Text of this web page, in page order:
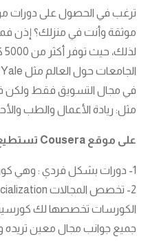
ترغب في الحصول على دورات
موثقة وأنت في منزلك؟ إذن
في مجال التسويق فقط ولكن
مثل: ريادة الأعمال والطب
على موقع Cousera تستطيع الحصول على:
1- دورات بشكل فردي : وهي كورسات فردية في كل مجال.
الكورسات تخصصها لك
جميع جوانب مجال معين تريده